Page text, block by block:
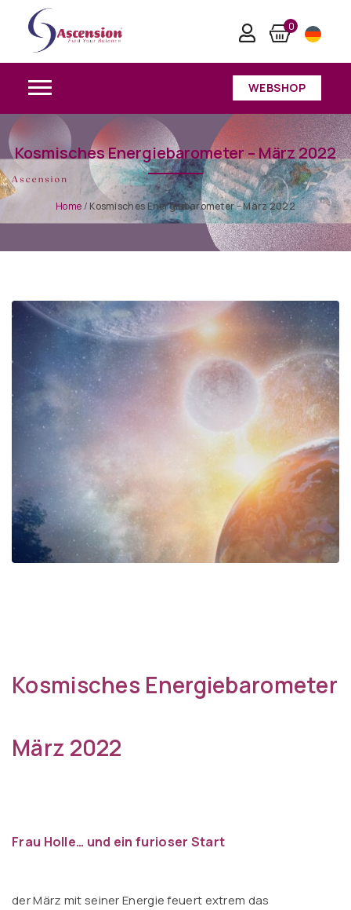
0
WEBSHOP
Kosmisches Energiebarometer – März 2022
Home /Kosmisches Energiebarometer – März 2022
Kosmisches Energiebarometer
März 2022
Frau Holle… und ein furioser Start
der März mit seiner Energie feuert extrem das